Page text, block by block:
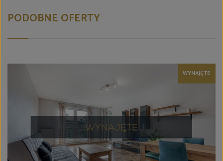
PODOBNE OFERTY
WYNAJĘTE